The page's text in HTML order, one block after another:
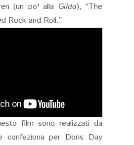
(un po' alla Gilda), “The
Rock and Roll.”
film sono realizzati da
confeziona per Doris Day